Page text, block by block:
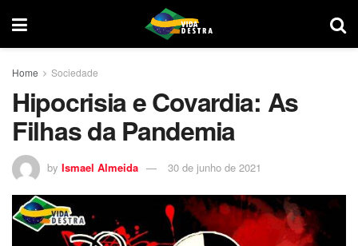
Home Sociedade
Hipocrisia e Covardia: As
Filhas da Pandemia
by Ismael Almeida 30 de junho de 2021